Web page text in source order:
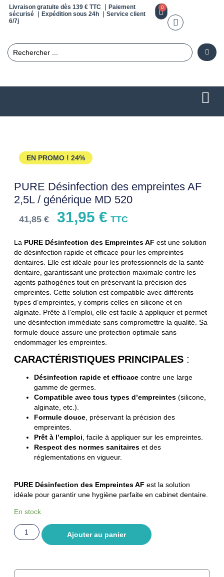
Livraison gratuite dès 139 € TTC ｜Paiement
sécurisé ｜Expédition sous 24h ｜Service client
6/7j
0
EN PROMO ! 24%
PURE Désinfection des empreintes AF
2,5L / générique MD 520
41,85€ 31,95 € TTC
La PURE Désinfection des Empreintes AF est une solution
de désinfection rapide et efficace pour les empreintes
dentaires. Elle est idéale pour les professionnels de la santé
dentaire, garantissant une protection maximale contre les
agents pathogènes tout en préservant la précision des
empreintes. Cette solution est compatible avec différents
types d’empreintes, y compris celles en silicone et en
alginate. Prête à l’emploi, elle est facile à appliquer et permet
une désinfection immédiate sans compromettre la qualité. Sa
formule douce assure une protection optimale sans
endommager les empreintes.
CARACTÉRISTIQUES PRINCIPALES:
Désinfection rapide et efficacecontre une large
gamme de germes.
Compatible avec tous types d’empreintes(silicone,
alginate, etc.).
Formule douce, préservant la précision des
empreintes.
Prêt à l’emploi, facile à appliquer sur les empreintes.
Respect des normes sanitaireset des
réglementations en vigueur.
PURE Désinfection des Empreintes AF est la solution
idéale pour garantir une hygiène parfaite en cabinet dentaire.
En stock
Ajouter au panier